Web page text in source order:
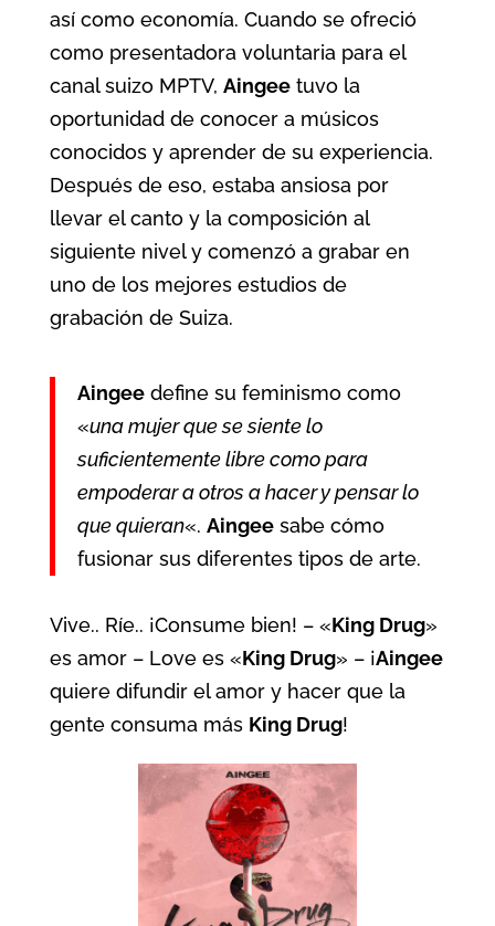
así como economía. Cuando se ofreció
como presentadora voluntaria para el
canal suizo MPTV, Aingeetuvo la
oportunidad de conocer a músicos
conocidos y aprender de su experiencia.
Después de eso, estaba ansiosa por
llevar el canto y la composición al
siguiente nivel y comenzó a grabar en
uno de los mejores estudios de
grabación de Suiza.
Aingeedefine su feminismo como
«una mujer que se siente lo
suficientemente libre como para
empoderar a otros a hacer y pensar lo
que quieran«. Aingeesabe cómo
fusionar sus diferentes tipos de arte.
Vive.. Ríe.. ¡Consume bien! – «King Drug»
es amor – Love es «King Drug» – ¡Aingee
quiere difundir el amor y hacer que la
gente consuma más King Drug!